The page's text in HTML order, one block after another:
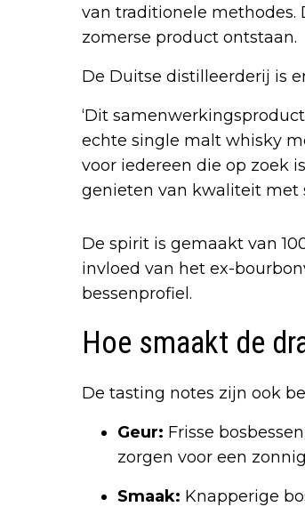
van traditionele methodes.
zomerse product ontstaan.
De Duitse distilleerderij is
‘Dit
echte single malt whisky
voor iedereen die op zoek
genieten van kwaliteit met
De spirit is gemaakt van
invloed van het ex-
bessenprofiel.
Hoe smaakt de
De tasting notes zijn ook
Geur: Frisse
zorgen voor een
Smaak: Knapperige